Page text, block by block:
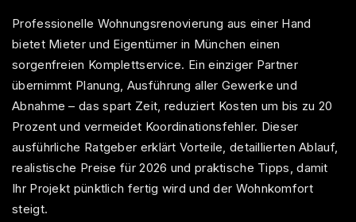
Professionelle Wohnungsrenovierung aus einer Hand
bietet Mieter und Eigentümer in München einen
sorgenfreien Komplettservice. Ein einziger Partner
übernimmt Planung, Ausführung aller Gewerke und
Abnahme – das spart Zeit, reduziert Kosten um bis zu 20
Prozent und vermeidet Koordinationsfehler. Dieser
ausführliche Ratgeber erklärt Vorteile, detaillierten Ablauf,
realistische Preise für 2026 und praktische Tipps, damit
Ihr Projekt pünktlich fertig wird und der Wohnkomfort
steigt.